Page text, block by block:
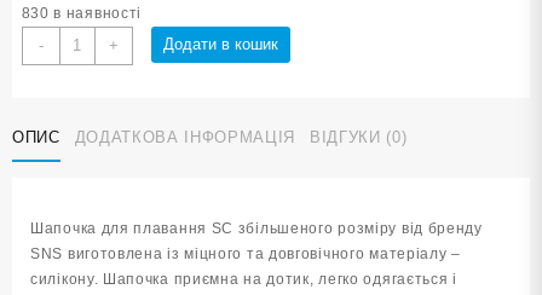
830 в наявності
-
Шапочка
для
футлярі
SNS
+ Додати в кошик
ОПИС ДОДАТКОВА ІНФОРМАЦІЯ ВІДГУКИ (0)
Шапочка для плавання SC збільшеного розміру від бренду
SNS виготовлена із міцного та довговічного матеріалу –
силікону. Шапочка приємна на дотик, легко одягається і